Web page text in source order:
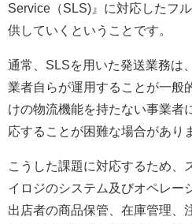
Service（SLS)』に対応したフ
供していくということです。
通常、SLSを用いた発送業務は
業者自らが運用することが一般
けの物流機能を持たない事業者
応することが困難な場合があり
こうした課題に対応するため、
イロジのシステム及びオペレー
出店者の商品保管、在庫管理、